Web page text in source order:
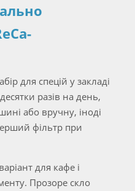
для спецій у закладі
разів на день,
або вручну, іноді
фільтр при
для кафе і
Прозоре скло